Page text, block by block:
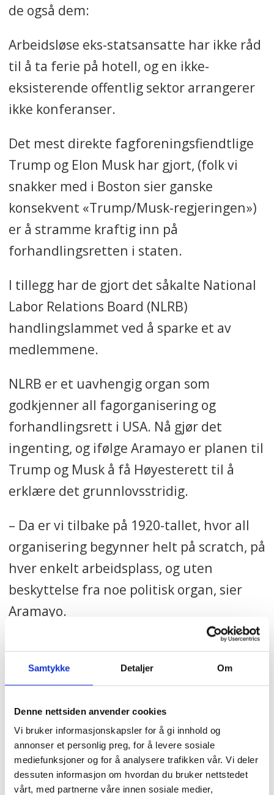
Samtykke Detaljer Om
Denne nettsiden anvender cookies
Vi bruker informasjonskapsler for å gi innhold og
annonser et personlig preg, for å levere sosiale
mediefunksjoner og for å analysere trafikken vår. Vi deler
dessuten informasjon om hvordan du bruker nettstedet
vårt, med partnerne våre innen sosiale medier,
de også dem:
Arbeidsløse eks-statsansatte har ikke råd
til å ta ferie på hotell, og en ikke-
eksisterende offentlig sektor arrangerer
ikke konferanser.
Det mest direkte fagforeningsfiendtlige
Trump og Elon Musk har gjort, (folk vi
snakker med i Boston sier ganske
konsekvent «Trump/Musk-regjeringen»)
er å stramme kraftig inn på
forhandlingsretten i staten.
I tillegg har de gjort det såkalte National
Labor Relations Board (NLRB)
handlingslammet ved å sparke et av
medlemmene.
NLRB er et uavhengig organ som
godkjenner all fagorganisering og
forhandlingsrett i USA. Nå gjør det
ingenting, og ifølge Aramayo er planen til
Trump og Musk å få Høyesterett til å
erklære det grunnlovsstridig.
– Da er vi tilbake på 1920-tallet, hvor all
organisering begynner helt på scratch, på
hver enkelt arbeidsplass, og uten
beskyttelse fra noe politisk organ, sier
Aramayo.
– Det har vi for så vidt gjort flere ganger i
UNITE HERE: Bare ignorert hele NLRB og
stått på til arbeidsgiveren ga seg. Det er
vanskelig, og tar lang tid. Men det er vel
kanskje sånn vi må begynne alle sammen
nå, sier Aramayo:
– Helt fra begynnelsen igjen. «Back to